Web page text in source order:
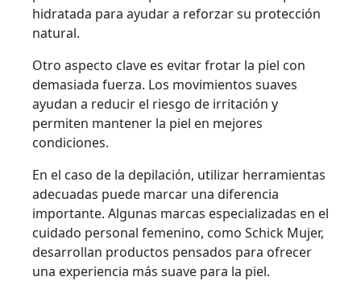
hidratada para ayudar a reforzar su protección
natural.
Otro aspecto clave es evitar frotar la piel con
demasiada fuerza. Los movimientos suaves
ayudan a reducir el riesgo de irritación y
permiten mantener la piel en mejores
condiciones.
En el caso de la depilación, utilizar herramientas
adecuadas puede marcar una diferencia
importante. Algunas marcas especializadas en el
cuidado personal femenino, como Schick Mujer,
desarrollan productos pensados para ofrecer
una experiencia más suave para la piel.